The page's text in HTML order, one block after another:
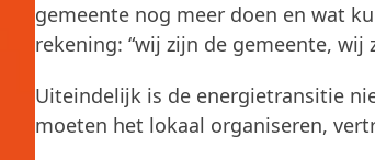
gemeente nog meer doen en wat
rekening: “wij zijn de gemeente, wij
Uiteindelijk is de energietransitie
moeten het lokaal organiseren,